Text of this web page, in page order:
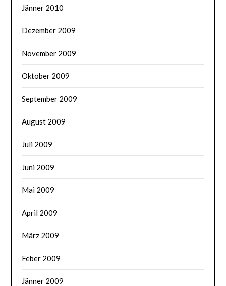
Jänner 2010
Dezember 2009
November 2009
Oktober 2009
September 2009
August 2009
Juli 2009
Juni 2009
Mai 2009
April 2009
März 2009
Feber 2009
Jänner 2009